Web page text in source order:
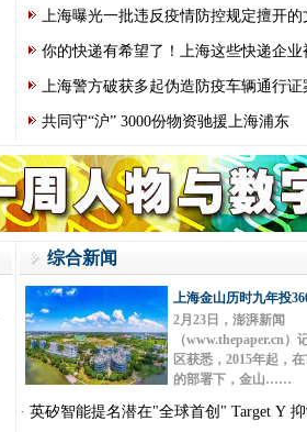
上海曝光一批违反疫情防控规定擅开的
你的快递有希望了！上海这些快递企业
上海警方破获多起伪造防疫车辆通行证
共同守“沪” 3000份物资驰援上海浦东
综合新闻
上海金山历时九年投
2月23日，澎湃新闻
（www.thepaper.cn）
区获悉，2015年起，
的部署下，金山……
· 英矽智能提名潜在"全球首创" Target Y